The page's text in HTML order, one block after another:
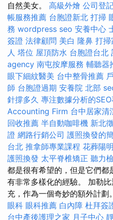
自然美女。 高級外燴 公司登
帳服務推薦 台胞證新北 打掃
務 wordpress seo 安養中心
簽證 法律顧問 美白 隆鼻 打掃
人 塔位 屋頂防水 台胞證台北
agency 南屯按摩服務 輔聽器
眼下細紋醫美 台中整骨推薦
師 台胞證過期 安養院 北部
針撐多久 專注數據分析的
Accounting Firm 台中居家清
回收推薦 半自動咖啡機 新北
證 網路行銷公司 護照換發的
台北 推拿師專業課程 花葬陽
護照換發 太平脊椎矯正 聽力
都是很有希望的，但是它們
有非常多樣化的經驗。 加勒
充，作為一個奇妙的額外計劃
眼科 眼科推薦 白內障 杜拜簽
台中產後護理之家 月子中心